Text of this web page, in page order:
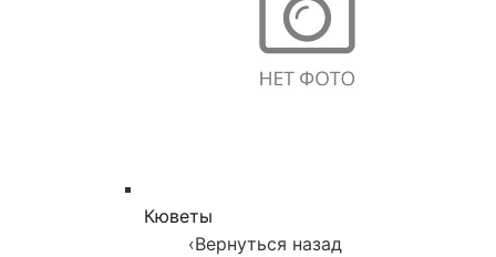
Кюветы
‹Вернуться назад